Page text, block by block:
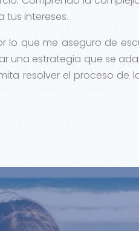
intereses.
lo que me aseguro de
una estrategia que se
resolver el proceso de